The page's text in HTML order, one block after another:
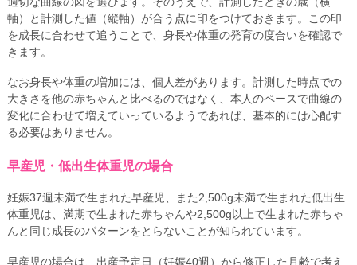
軸）と計測した値（縦軸）が合う点に印をつけておきます。この印
を成長に合わせて追うことで、身長や体重の発育の度合いを確認で
きます。
なお身長や体重の増加には、個人差があります。計測した時点での
大きさを他の赤ちゃんと比べるのではなく、本人のペースで曲線の
変化に合わせて増えていっているようであれば、基本的には心配す
る必要はありません。
早産児・低出生体重児の場合
妊娠37週未満で生まれた早産児、また2,500g未満で生まれた低出生
体重児は、満期で生まれた赤ちゃんや2,500g以上で生まれた赤ちゃ
んと同じ成長のパターンをとらないことが知られています。
早産児の場合は、出産予定日（妊娠40週）から修正した月齢で考え